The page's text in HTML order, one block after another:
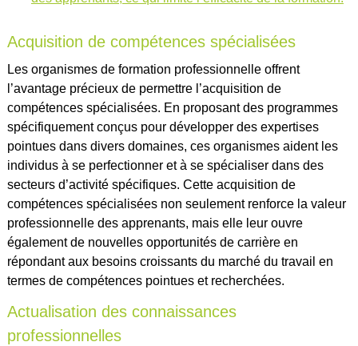
Acquisition de compétences spécialisées
Les organismes de formation professionnelle offrent
l’avantage précieux de permettre l’acquisition de
compétences spécialisées. En proposant des programmes
spécifiquement conçus pour développer des expertises
pointues dans divers domaines, ces organismes aident les
individus à se perfectionner et à se spécialiser dans des
secteurs d’activité spécifiques. Cette acquisition de
compétences spécialisées non seulement renforce la valeur
professionnelle des apprenants, mais elle leur ouvre
également de nouvelles opportunités de carrière en
répondant aux besoins croissants du marché du travail en
termes de compétences pointues et recherchées.
Actualisation des connaissances
professionnelles